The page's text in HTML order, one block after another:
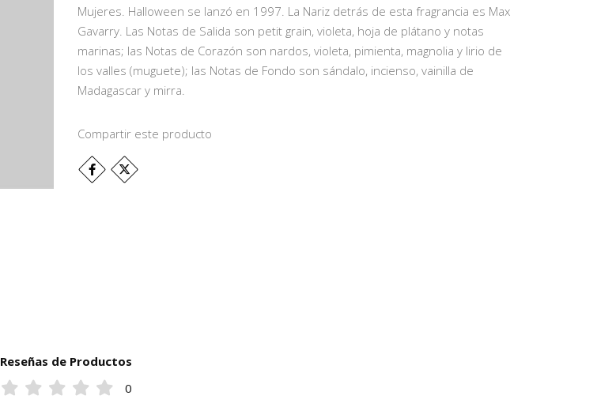
Mujeres. Halloween se lanzó en 1997. La Nariz detrás de esta fragrancia es Max
Gavarry. Las Notas de Salida son petit grain, violeta, hoja de plátano y notas
marinas; las Notas de Corazón son nardos, violeta, pimienta, magnolia y lirio de
los valles (muguete); las Notas de Fondo son sándalo, incienso, vainilla de
Madagascar y mirra.
Compartir este producto
Reseñas de Productos
0